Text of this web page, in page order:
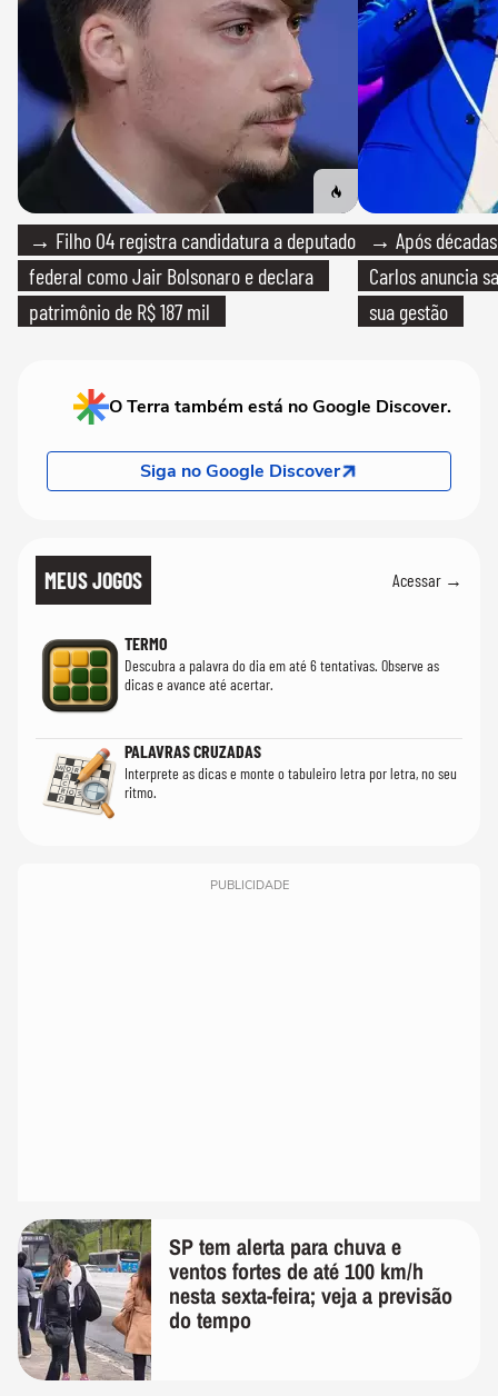
→ Filho 04 registra candidatura a deputado
federal como Jair Bolsonaro e declara
patrimônio de R$ 187 mil
→ Após
Carlos anuncia
sua gestão
O Terra também está no Google Discover.
Siga no Google Discover
MEUS JOGOS Acessar →
TERMO
Descubra a palavra do dia em até 6 tentativas. Observe as
dicas e avance até acertar.
PALAVRAS CRUZADAS
Interprete as dicas e monte o tabuleiro letra por letra, no seu
ritmo.
PUBLICIDADE
SP tem alerta para chuva e
ventos fortes de até 100 km/h
nesta sexta-feira; veja a previsão
do tempo